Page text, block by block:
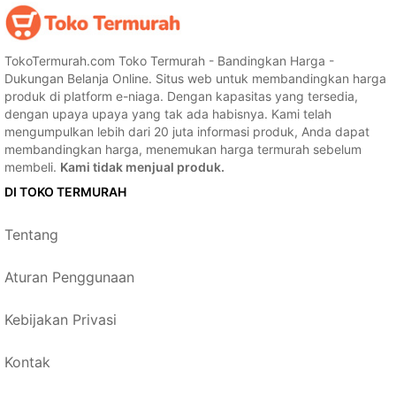
TokoTermurah.com Toko Termurah - Bandingkan Harga -
Dukungan Belanja Online. Situs web untuk membandingkan harga
produk di platform e-niaga. Dengan kapasitas yang tersedia,
dengan upaya upaya yang tak ada habisnya. Kami telah
mengumpulkan lebih dari 20 juta informasi produk, Anda dapat
membandingkan harga, menemukan harga termurah sebelum
membeli. Kami tidak menjual produk.
DI TOKO TERMURAH
Tentang
Aturan Penggunaan
Kebijakan Privasi
Kontak